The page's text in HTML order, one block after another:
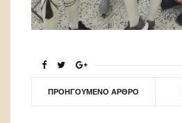
ΠΡΟΗΓΟΎΜΕΝΟ ΆΡΘΡΟ